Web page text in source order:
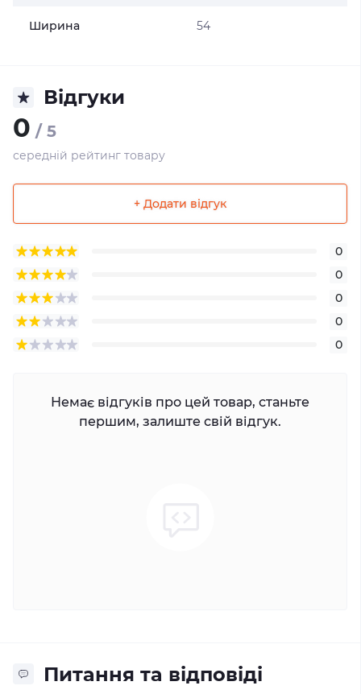
Ширина 54
Відгуки
0 / 5
середній рейтинг товару
+ Додати відгук
0
0
0
0
0
Немає відгуків про цей товар, станьте
першим, залиште свій відгук.
Питання та відповіді